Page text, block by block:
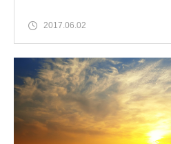
2017.06.02